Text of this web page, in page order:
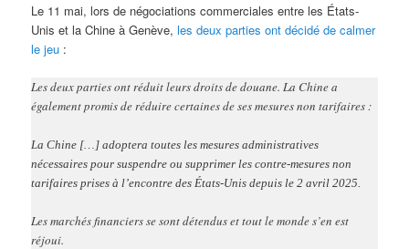
Le 11 mai, lors de négociations commerciales entre les États-
Unis et la Chine à Genève,les deux parties ont décidé de calmer
le jeu :
Les deux parties ont réduit leurs droits de douane. La Chine a
également promis de réduire certaines de ses mesures non tarifaires :
La Chine […] adoptera toutes les mesures administratives
nécessaires pour suspendre ou supprimer les contre-mesures non
tarifaires prises à l’encontre des États-Unis depuis le 2 avril 2025.
Les marchés financiers se sont détendus et tout le monde s’en est
réjoui.